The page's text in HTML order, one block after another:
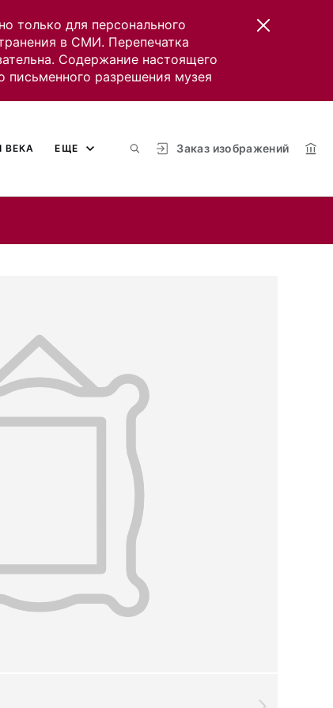
только для персонального
в СМИ. Перепечатка
Содержание настоящего
письменного разрешения музея
Заказ изображений
ВЕКА ЕЩЕ